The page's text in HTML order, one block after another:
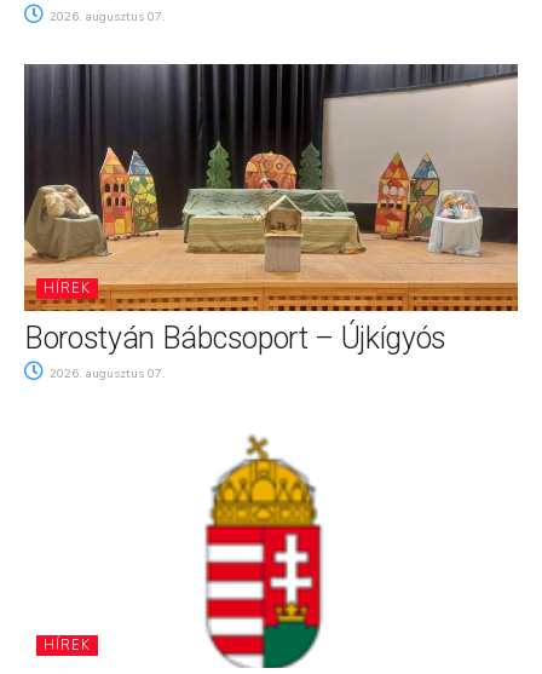
2026. augusztus 07.
HÍREK
Borostyán Bábcsoport – Újkígyós
2026. augusztus 07.
HÍREK